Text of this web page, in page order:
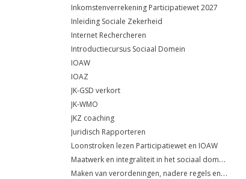
Inkomstenverrekening Participatiewet 2027
Inleiding Sociale Zekerheid
Internet Rechercheren
Introductiecursus Sociaal Domein
IOAW
IOAZ
JK-GSD verkort
JK-WMO
JKZ coaching
Juridisch Rapporteren
Loonstroken lezen Participatiewet en IOAW
Maatwerk en integraliteit in het sociaal domein
Maken van verordeningen, nadere regels en beleidsregels